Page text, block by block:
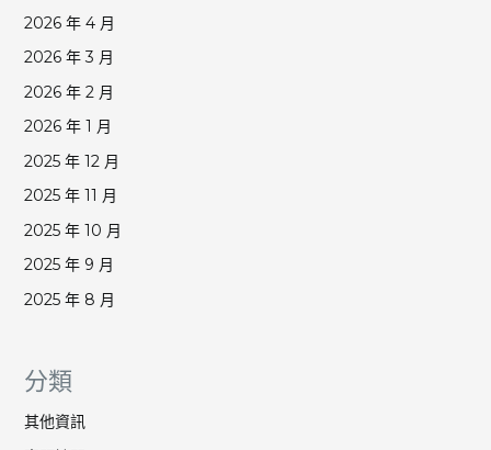
2026 年 4 月
2026 年 3 月
2026 年 2 月
2026 年 1 月
2025 年 12 月
2025 年 11 月
2025 年 10 月
2025 年 9 月
2025 年 8 月
分類
其他資訊